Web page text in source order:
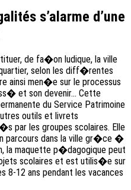
s’alarme d’une
de fa�on ludique, la ville
selon les diff�rentes
men�e sur le processus
et son devenir… Cette
du Service Patrimoine
outils et livrets
les groupes scolaires. Elle
parcours dans la ville gr�ce �
la maquette p�dagogique peut
scolaires et est utilis�e sur
12 ans pendant les vacances